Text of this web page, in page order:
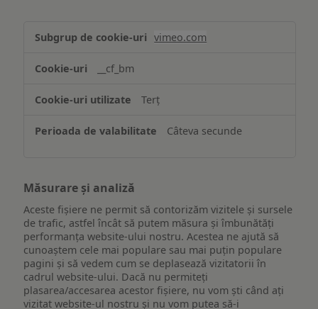
funcționalităților
ului
vimeo.com
__cf_bm
Terț
Câteva secunde
Măsurare și analiză
Aceste fișiere ne permit să contorizăm vizitele și sursele
de trafic, astfel încât să putem măsura și îmbunătăți
performanța website-ului nostru. Acestea ne ajută să
cunoaștem cele mai populare sau mai puțin populare
pagini și să vedem cum se deplasează vizitatorii în
cadrul website-ului. Dacă nu permiteți
plasarea/accesarea acestor fișiere, nu vom ști când ați
vizitat website-ul nostru și nu vom putea să-i